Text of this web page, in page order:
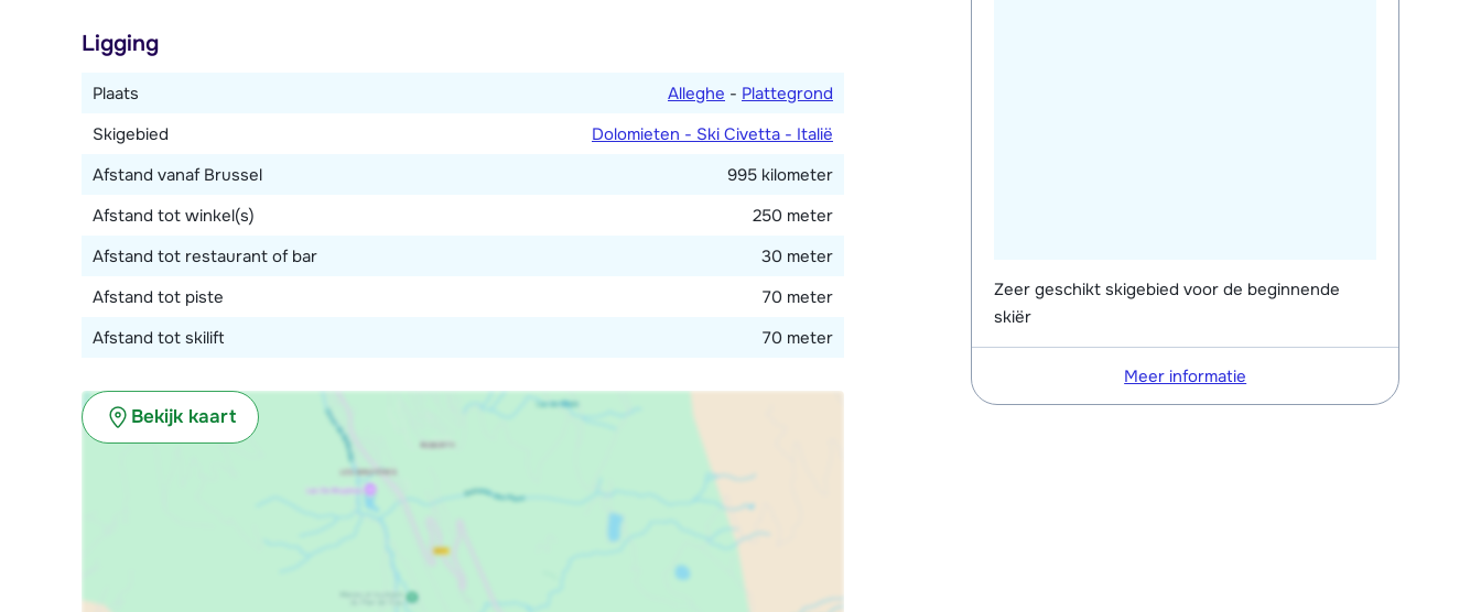
Ligging
Plaats Alleghe - Plattegrond
Skigebied
Dolomieten - Ski Civetta - Italië
Afstand vanaf Brussel
995 kilometer
Afstand tot winkel(s)
250 meter
Afstand tot restaurant of bar
30 meter
Afstand tot piste
70 meter
Afstand tot skilift
70 meter
Bekijk kaart
Zeer geschikt skigebied voor de beginnende
skiër
Meer informatie